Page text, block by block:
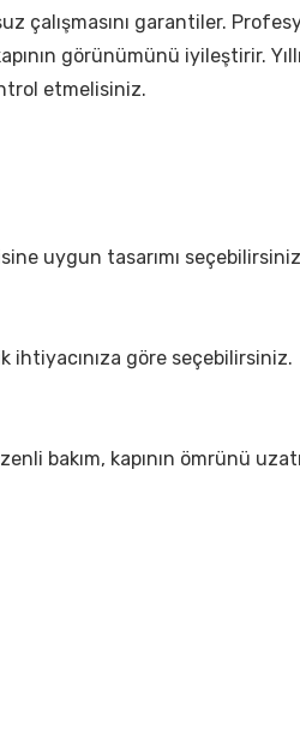
çalışmasını garantiler.
görünümünü iyileştirir.
etmelisiniz.
uygun tasarımı
ihtiyacınıza göre seçebilirsiniz.
bakım, kapının ömrünü